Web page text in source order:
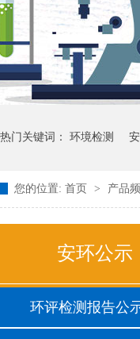
热门关键词： 环境检测
您的位置: 首页 > 产品
安环公示
环评检测报告公